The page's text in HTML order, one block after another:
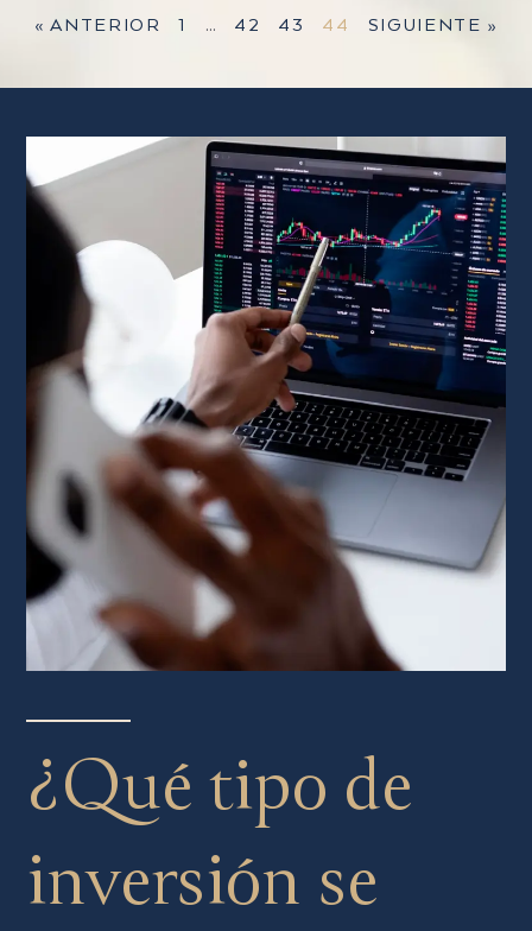
« ANTERIOR 1 … 42 43 44 SIGUIENTE »
¿Qué tipo de
inversión se